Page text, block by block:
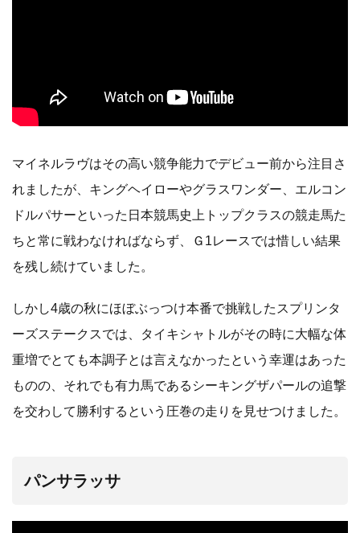
マイネルラヴはその高い競争能力でデビュー前から注目さ
れましたが、キングヘイローやグラスワンダー、エルコン
ドルパサーといった日本競馬史上トップクラスの競走馬た
ちと常に戦わなければならず、Ｇ1レースでは惜しい結果
を残し続けていました。
しかし4歳の秋にほぼぶっつけ本番で挑戦したスプリンタ
ーズステークスでは、タイキシャトルがその時に大幅な体
重増でとても本調子とは言えなかったという幸運はあった
ものの、それでも有力馬であるシーキングザパールの追撃
を交わして勝利するという圧巻の走りを見せつけました。
パンサラッサ